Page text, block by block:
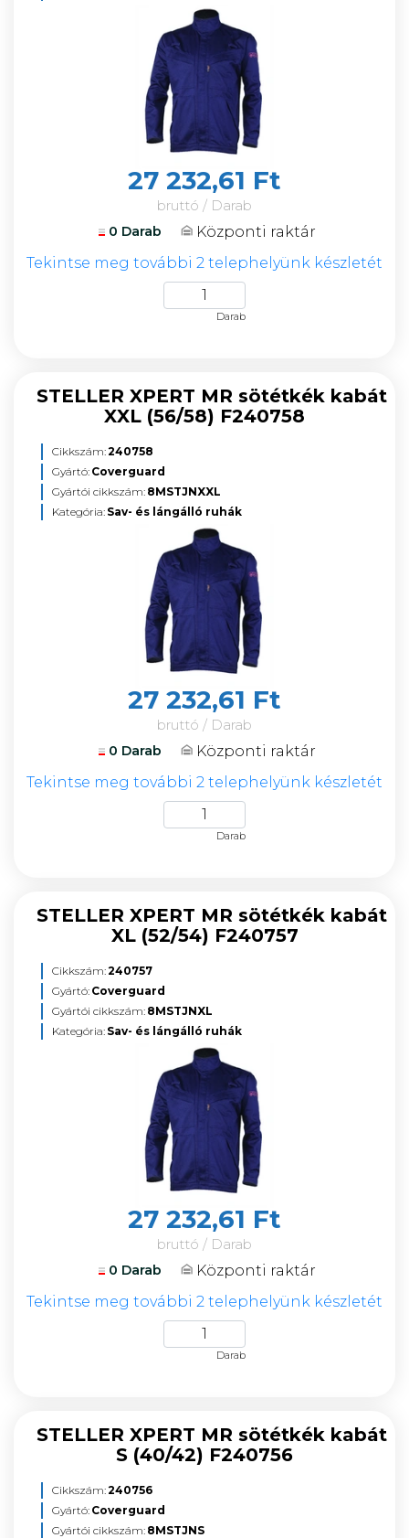
27 232,61 Ft
bruttó / Darab
0 Darab
Központi raktár
Tekintse meg további 2 telephelyünk készletét
Darab
STELLER XPERT MR sötétkék kabát
XXL (56/58) F240758
Cikkszám:240758
Gyártó: Coverguard
Gyártói cikkszám: 8MSTJNXXL
Kategória: Sav- és lángálló ruhák
27 232,61 Ft
bruttó / Darab
0 Darab
Központi raktár
Tekintse meg további 2 telephelyünk készletét
Darab
STELLER XPERT MR sötétkék kabát
XL (52/54) F240757
Cikkszám:240757
Gyártó: Coverguard
Gyártói cikkszám: 8MSTJNXL
Kategória: Sav- és lángálló ruhák
27 232,61 Ft
bruttó / Darab
0 Darab
Központi raktár
Tekintse meg további 2 telephelyünk készletét
Darab
STELLER XPERT MR sötétkék kabát
S (40/42) F240756
Cikkszám:240756
Gyártó: Coverguard
Gyártói cikkszám: 8MSTJNS